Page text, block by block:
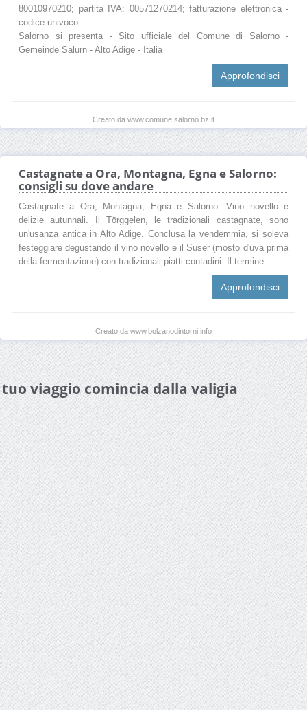
80010970210; partita IVA: 00571270214; fatturazione elettronica -
codice univoco ...
Salorno si presenta - Sito ufficiale del Comune di Salorno -
Gemeinde Salurn - Alto Adige - Italia
Approfondisci
Creato da www.comune.salorno.bz.it
Castagnate a Ora, Montagna, Egna e Salorno:
consigli su dove andare
Castagnate a Ora, Montagna, Egna e Salorno. Vino novello e
delizie autunnali. Il Törggelen, le tradizionali castagnate, sono
un'usanza antica in Alto Adige. Conclusa la vendemmia, si soleva
festeggiare degustando il vino novello e il Suser (mosto d'uva prima
della fermentazione) con tradizionali piatti contadini. Il termine ...
Approfondisci
Creato da www.bolzanodintorni.info
viaggio comincia dalla valigia